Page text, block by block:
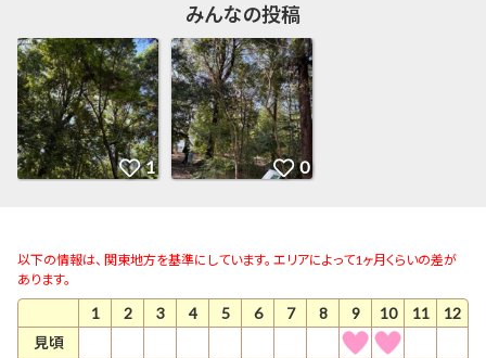
みんなの投稿
以下の情報は、 関東地方を基準にしています。 エリアによって1ヶ月くらいの差が
あります。
1 2 3 4 5 6 7 8 9 10 11
12
見頃